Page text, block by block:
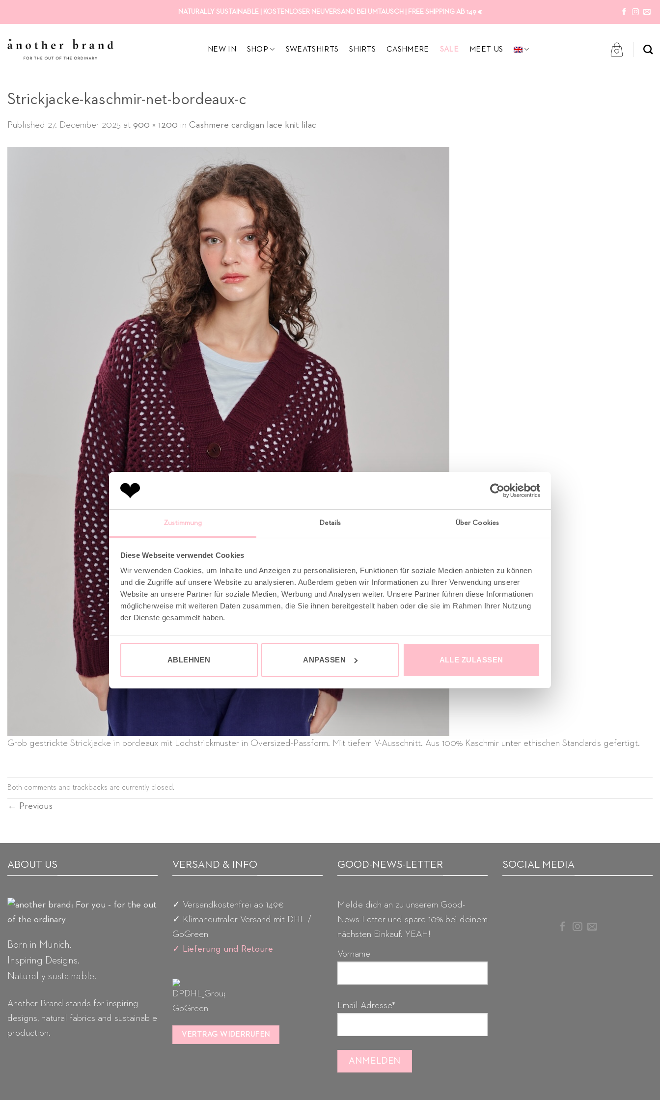
Zustimmung Details Über Cookies
Diese Webseite verwendet Cookies
Wir verwenden Cookies, um Inhalte und Anzeigen zu personalisieren, Funktionen für soziale Medien anbieten zu können
und die Zugriffe auf unsere Website zu analysieren. Außerdem geben wir Informationen zu Ihrer Verwendung unserer
Website an unsere Partner für soziale Medien, Werbung und Analysen weiter. Unsere Partner führen diese Informationen
möglicherweise mit weiteren Daten zusammen, die Sie ihnen bereitgestellt haben oder die sie im Rahmen Ihrer Nutzung
der Dienste gesammelt haben.
ABLEHNEN ANPASSEN ALLE ZULASSEN
NATURALLY SUSTAINABLE | KOSTENLOSER NEUVERSAND BEI UMTAUSCH | FREE SHIPPING AB 149 €
NEW IN SHOP SWEATSHIRTS SHIRTS CASHMERE SALE MEET US
Strickjacke-kaschmir-net-bordeaux-c
Published 27. December 2025 at 900 × 1200 in Cashmere cardigan lace knit lilac
Grob gestrickte Strickjacke in bordeaux mit Lochstrickmuster in Oversized-Passform. Mit tiefem V-Ausschnitt. Aus 100% Kaschmir unter ethischen Standards gefertigt.
Both comments and trackbacks are currently closed.
← Previous
ABOUT US
Born in Munich.
Inspiring Designs.
Naturally sustainable.
Another Brand stands for inspiring
designs, natural fabrics and sustainable
production.
VERSAND & INFO
✓ Versandkostenfrei ab 149€
✓ Klimaneutraler Versand mit DHL /
GoGreen
✓ Lieferung und Retoure
VERTRAG WIDERRUFEN
GOOD-NEWS-LETTER
Melde dich an zu unserem Good-
News-Letter und spare 10% bei deinem
nächsten Einkauf. YEAH!
Vorname
Email Adresse*
SOCIAL MEDIA